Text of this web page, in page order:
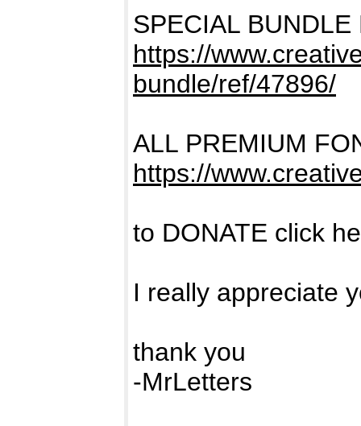
SPECIAL BUNDLE
https://
bundle/ref/47896/
ALL PREMIUM
https://
to DONATE click
I really appreciate
thank you
-MrLetters